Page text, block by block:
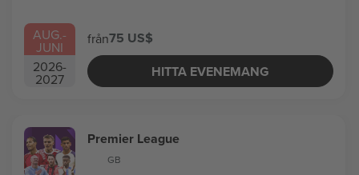
AUG.-
JUNI
2026-
2027
från75 US$
HITTA EVENEMANG
Premier League
GB